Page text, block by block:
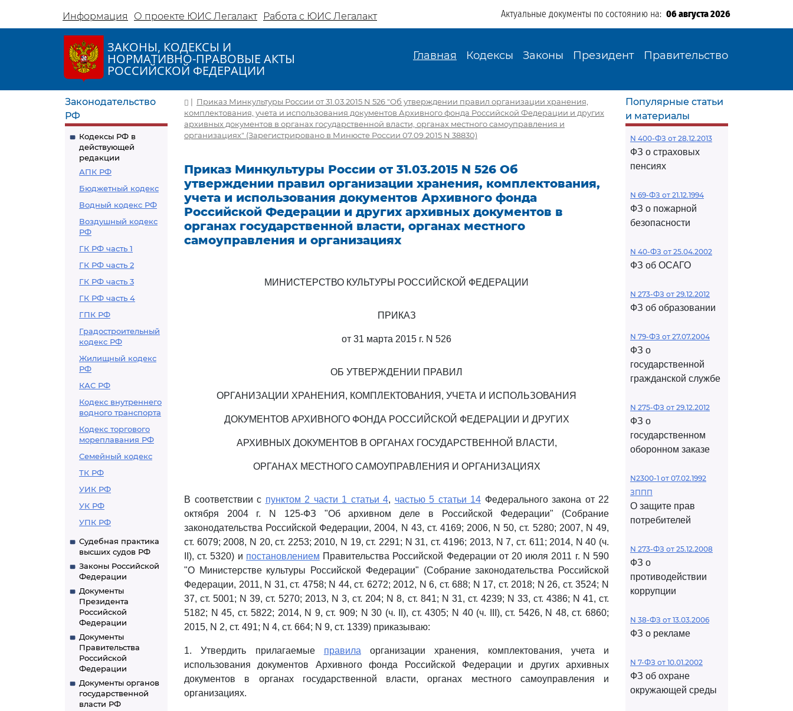
Информация О проекте ЮИС Легалакт Работа с ЮИС Легалакт Актуальные документы по состоянию на: 06 августа 2026
ЗАКОНЫ, КОДЕКСЫ И
НОРМАТИВНО-ПРАВОВЫЕ АКТЫ
РОССИЙСКОЙ ФЕДЕРАЦИИ
Главная Кодексы Законы Президент Правительство
Законодательство
РФ
Кодексы РФ в
действующей
редакции
АПК РФ
Бюджетный кодекс
Водный кодекс РФ
Воздушный кодекс
РФ
ГК РФ часть 1
ГК РФ часть 2
ГК РФ часть 3
ГК РФ часть 4
ГПК РФ
Градостроительный
кодекс РФ
Жилищный кодекс
РФ
КАС РФ
Кодекс внутреннего
водного транспорта
Кодекс торгового
мореплавания РФ
Семейный кодекс
ТК РФ
УИК РФ
УК РФ
УПК РФ
Судебная практика
высших судов РФ
Законы Российской
Федерации
Документы
Президента
Российской
Федерации
Документы
Правительства
Российской
Федерации
Документы органов
государственной
власти РФ
| Приказ Минкультуры России от 31.03.2015 N 526 "Об утверждении правил организации хранения,
комплектования, учета и использования документов Архивного фонда Российской Федерации и других
архивных документов в органах государственной власти, органах местного самоуправления и
организациях" (Зарегистрировано в Минюсте России 07.09.2015 N 38830)
Приказ Минкультуры России от 31.03.2015 N 526 Об
утверждении правил организации хранения, комплектования,
учета и использования документов Архивного фонда
Российской Федерации и других архивных документов в
органах государственной власти, органах местного
самоуправления и организациях
МИНИСТЕРСТВО КУЛЬТУРЫ РОССИЙСКОЙ ФЕДЕРАЦИИ
ПРИКАЗ
от 31 марта 2015 г. N 526
ОБ УТВЕРЖДЕНИИ ПРАВИЛ
ОРГАНИЗАЦИИ ХРАНЕНИЯ, КОМПЛЕКТОВАНИЯ, УЧЕТА И ИСПОЛЬЗОВАНИЯ
ДОКУМЕНТОВ АРХИВНОГО ФОНДА РОССИЙСКОЙ ФЕДЕРАЦИИ И ДРУГИХ
АРХИВНЫХ ДОКУМЕНТОВ В ОРГАНАХ ГОСУДАРСТВЕННОЙ ВЛАСТИ,
ОРГАНАХ МЕСТНОГО САМОУПРАВЛЕНИЯ И ОРГАНИЗАЦИЯХ
В соответствии с пунктом 2 части 1 статьи 4, частью 5 статьи 14 Федерального закона от 22
октября 2004 г. N 125-ФЗ "Об архивном деле в Российской Федерации" (Собрание
законодательства Российской Федерации, 2004, N 43, ст. 4169; 2006, N 50, ст. 5280; 2007, N 49,
ст. 6079; 2008, N 20, ст. 2253; 2010, N 19, ст. 2291; N 31, ст. 4196; 2013, N 7, ст. 611; 2014, N 40 (ч.
II), ст. 5320) и постановлением Правительства Российской Федерации от 20 июля 2011 г. N 590
"О Министерстве культуры Российской Федерации" (Собрание законодательства Российской
Федерации, 2011, N 31, ст. 4758; N 44, ст. 6272; 2012, N 6, ст. 688; N 17, ст. 2018; N 26, ст. 3524; N
37, ст. 5001; N 39, ст. 5270; 2013, N 3, ст. 204; N 8, ст. 841; N 31, ст. 4239; N 33, ст. 4386; N 41, ст.
5182; N 45, ст. 5822; 2014, N 9, ст. 909; N 30 (ч. II), ст. 4305; N 40 (ч. III), ст. 5426, N 48, ст. 6860;
2015, N 2, ст. 491; N 4, ст. 664; N 9, ст. 1339) приказываю:
1. Утвердить прилагаемые правила организации хранения, комплектования, учета и
использования документов Архивного фонда Российской Федерации и других архивных
документов в органах государственной власти, органах местного самоуправления и
организациях.
Популярные статьи
и материалы
N 400-ФЗ от 28.12.2013
ФЗ о страховых
пенсиях
N 69-ФЗ от 21.12.1994
ФЗ о пожарной
безопасности
N 40-ФЗ от 25.04.2002
ФЗ об ОСАГО
N 273-ФЗ от 29.12.2012
ФЗ об образовании
N 79-ФЗ от 27.07.2004
ФЗ о
государственной
гражданской службе
N 275-ФЗ от 29.12.2012
ФЗ о
государственном
оборонном заказе
N2300-1 от 07.02.1992
ЗППП
О защите прав
потребителей
N 273-ФЗ от 25.12.2008
ФЗ о
противодействии
коррупции
N 38-ФЗ от 13.03.2006
ФЗ о рекламе
N 7-ФЗ от 10.01.2002
ФЗ об охране
окружающей среды